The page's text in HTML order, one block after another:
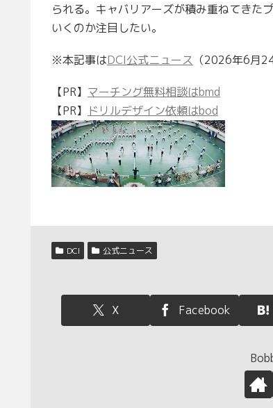
られる。キャバリアーズが積み重ねてきた
いくのか注目したい。
※本記事はDCI公式ニュース （2026年6月
【PR】 マーチング無料相談はbmd
【PR】 ドリルデザイン依頼はbod
DCI 公式ニュース
X
Facebook